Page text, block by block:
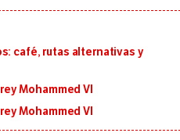
café, rutas alternativas y
Mohammed VI
Mohammed VI